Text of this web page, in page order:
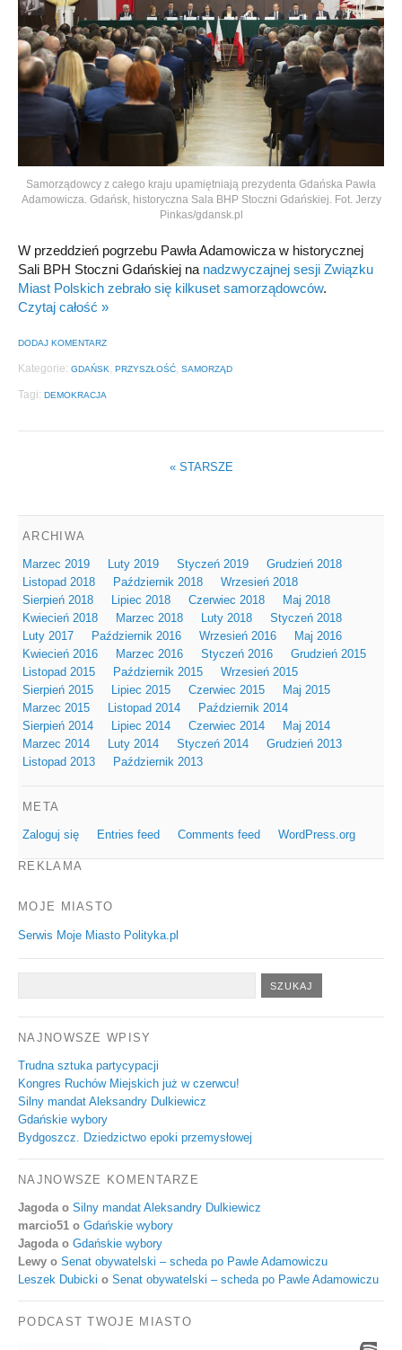
Samorządowcy z całego kraju upamiętniają prezydenta Gdańska Pawła
Adamowicza. Gdańsk, historyczna Sala BHP Stoczni Gdańskiej. Fot. Jerzy
Pinkas/gdansk.pl
W przeddzień pogrzebu Pawła Adamowicza w historycznej
Sali BPH Stoczni Gdańskiej na nadzwyczajnej sesji Związku
Miast Polskich zebrało się kilkuset samorządowców.
Czytaj całość »
DODAJ KOMENTARZ
Kategorie: GDAŃSK, PRZYSZŁOŚĆ, SAMORZĄD
Tagi: DEMOKRACJA
«STARSZE
ARCHIWA
Marzec 2019 Luty 2019 Styczeń 2019
Grudzień 2018
Listopad 2018
Październik 2018
Wrzesień 2018
Sierpień 2018
Lipiec 2018 Czerwiec 2018
Maj 2018
Kwiecień 2018
Marzec 2018 Luty 2018
Styczeń 2018
Luty 2017
Październik 2016 Wrzesień 2016
Maj 2016
Kwiecień 2016
Marzec 2016 Styczeń 2016
Grudzień 2015
Listopad 2015
Październik 2015
Wrzesień 2015
Sierpień 2015
Lipiec 2015 Czerwiec 2015
Maj 2015
Marzec 2015
Listopad 2014
Październik 2014
Sierpień 2014
Lipiec 2014 Czerwiec 2014
Maj 2014
Marzec 2014
Luty 2014 Styczeń 2014
Grudzień 2013
Listopad 2013
Październik 2013
META
Zaloguj się Entries feed Comments feed WordPress.org
REKLAMA
MOJE MIASTO
Serwis Moje Miasto Polityka.pl
NAJNOWSZE WPISY
Trudna sztuka partycypacji
Kongres Ruchów Miejskich już w czerwcu!
Silny mandat Aleksandry Dulkiewicz
Gdańskie wybory
Bydgoszcz. Dziedzictwo epoki przemysłowej
NAJNOWSZE KOMENTARZE
Jagoda o Silny mandat Aleksandry Dulkiewicz
marcio51 o Gdańskie wybory
Jagoda o Gdańskie wybory
Lewy o Senat obywatelski – scheda po Pawle Adamowiczu
Leszek Dubicki o Senat obywatelski – scheda po Pawle Adamowiczu
PODCAST TWOJE MIASTO